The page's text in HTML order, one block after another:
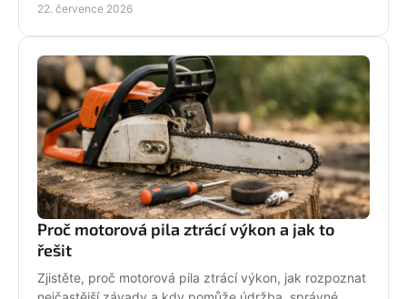
22. července 2026
Proč motorová pila ztrácí výkon a jak to
řešit
Zjistěte, proč motorová pila ztrácí výkon, jak rozpoznat